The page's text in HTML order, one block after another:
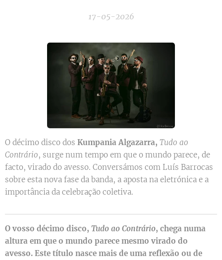
17-05-2026
O décimo disco dos Kumpania Algazarra, Tudo ao
Contrário, surge num tempo em que o mundo parece, de
facto, virado do avesso. Conversámos com Luís Barrocas
sobre esta nova fase da banda, a aposta na eletrónica e a
importância da celebração coletiva.
O vosso décimo disco, Tudo ao Contrário, chega numa
altura em que o mundo parece mesmo virado do
avesso. Este título nasce mais de uma reflexão ou de